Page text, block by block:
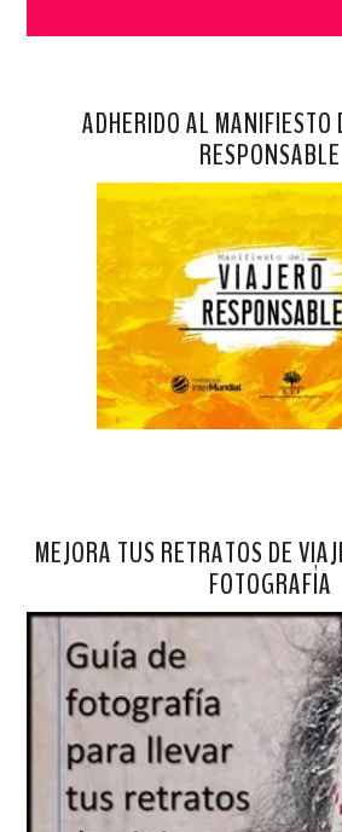
ADHERIDO AL MANIFIESTO
RESPONSABLE
MEJORA TUS RETRATOS DE
FOTOGRAFÍA